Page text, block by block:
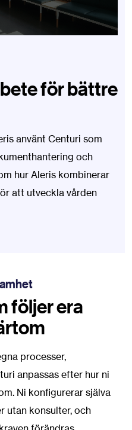
för bättre
använt Centuri som
och
hur Aleris kombinerar
att utveckla vården
följer era
processer,
anpassas efter hur ni
Ni konfigurerar själva
utan konsulter, och